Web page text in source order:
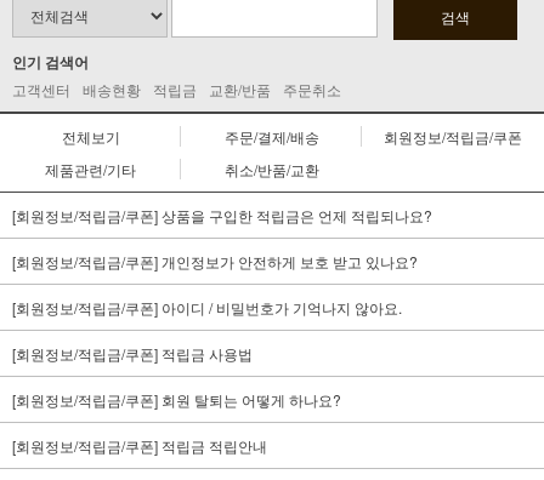
검색
인기 검색어
고객센터 배송현황 적립금 교환/반품 주문취소
전체보기 주문/결제/배송
회원정보/적립금/쿠폰
제품관련/기타
취소/반품/교환
[회원정보/적립금/쿠폰] 상품을 구입한 적립금은 언제 적립되나요?
[회원정보/적립금/쿠폰] 개인정보가 안전하게 보호 받고 있나요?
[회원정보/적립금/쿠폰] 아이디 / 비밀번호가 기억나지 않아요.
[회원정보/적립금/쿠폰] 적립금 사용법
[회원정보/적립금/쿠폰] 회원 탈퇴는 어떻게 하나요?
[회원정보/적립금/쿠폰] 적립금 적립안내